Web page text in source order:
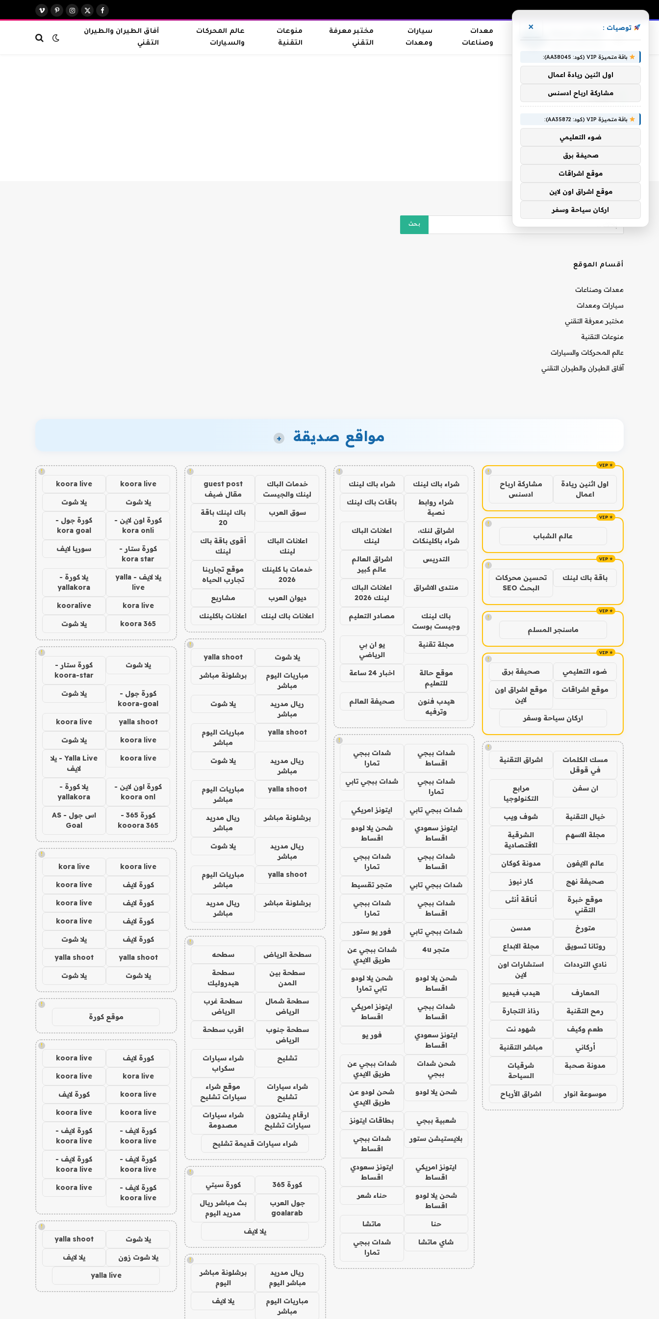
فيسبوك
X
الانستغرامبينتيريست
فيميو
معدات
وصناعات
سيارات
ومعدات
مختبر معرفة
التقني
منوعات
التقنية
عالم المحركات
والسيارات
آفاق الطيران والطيران
التقني
لمؤذن
أقسام الموقع
معدات وصناعات
سيارات ومعدات
مختبر معرفة التقني
منوعات التقنية
عالم المحركات والسيارات
آفاق الطيران والطيران التقني
مواقع صديقة +
!
اول اثنين ريادة
اعمال
مشاركة ارباح
ادسنس
!
عالم الشباب
!
باقة باك لينك
تحسين محركات
البحث SEO
!
ماسنجر المسلم
!
ضوء التعليمي صحيفة برق
موقع اشراقات
موقع اشراق اون
لاين
اركان سياحة وسفر
!
مسك الكلمات
في قوقل
اشراق التقنية
ان سفن
مرابع
التكنولوجيا
خيال التقنية شوف ويب
مجلة الاسهم
الشرقية
الاقتصادية
عالم الايفون مدونة كوكان
صحيفة نهج كار نيوز
موقع خبرة
التقني
أناقة أنثى
متورخ مدسن
روتانا تسويق مجلة الابداع
نادي الترددات
استشارات اون
لاين
المعارف هيدب فيديو
رمح التقنية رذاذ التجارة
طعم وكيف شهود نت
أركاني مباشر التقنية
مدونة صحبة
شرقيات
السياحة
موسوعة انوار اشراق الأرباح
!
شراء باك لينك شراء باك لينك
شراء روابط
نصية
باقات باك لينك
اشراق لنك،
شراء باكلينكات
اعلانات الباك
لينك
التدريس
اشراق العالم
عالم كبير
منتدى الاشراق
اعلانات الباك
لينك 2026
باك لينك
وجيست بوست
مصادر التعليم
مجلة تقنية
يو ان بي
الرياضي
موقع حالة
للتعليم
اخبار 24 ساعة
هيدب فنون
وترفيه
صحيفة العالم
!
شدات ببجي
اقساط
شدات ببجي
تمارا
شدات ببجي
تمارا
شدات ببجي تابي
شدات ببجي تابي ايتونز امريكي
ايتونز سعودي
اقساط
شحن يلا لودو
اقساط
شدات ببجي
اقساط
شدات ببجي
تمارا
شدات ببجي تابي متجر تقسيط
شدات ببجي
اقساط
شدات ببجي
تمارا
شدات ببجي تابي فور يو ستور
متجر 4u
شدات ببجي عن
طريق الايدي
شحن يلا لودو
اقساط
شحن يلا لودو
تابي تمارا
شدات ببجي
اقساط
ايتونز امريكي
اقساط
ايتونز سعودي
اقساط
فور يو
شحن شدات
ببجي
شدات ببجي عن
طريق الايدي
شحن يلا لودو
شحن لودو عن
طريق الايدي
شعبية ببجي بطاقات ايتونز
بلايستيشن ستور
شدات ببجي
اقساط
ايتونز امريكي
اقساط
ايتونز سعودي
اقساط
شحن يلا لودو
اقساط
حناء شعر
حنا ماتشا
شاي ماتشا
شدات ببجي
تمارا
!
خدمات الباك
لينك والجيست
guest post
مقال ضيف
سوق العرب
باك لينك باقة
20
اعلانات الباك
لينك
أقوى باقة باك
لينك
خدمات با كلينك
2026
موقع تجاربنا
تجارب الحياه
ديوان العرب مشاريع
اعلانات باك لينك اعلانات باكلينك
!
يلا شوت yalla shoot
مباريات اليوم
مباشر
برشلونة مباشر
ريال مدريد
مباشر
يلا شوت
yalla shoot
مباريات اليوم
مباشر
ريال مدريد
مباشر
يلا شوت
yalla shoot
مباريات اليوم
مباشر
برشلونة مباشر
ريال مدريد
مباشر
ريال مدريد
مباشر
يلا شوت
yalla shoot
مباريات اليوم
مباشر
برشلونة مباشر
ريال مدريد
مباشر
!
سطحة الرياض سطحه
سطحة بين
المدن
سطحة
هيدروليك
سطحة شمال
الرياض
سطحة غرب
الرياض
سطحة جنوب
الرياض
اقرب سطحة
تشليح
شراء سيارات
سكراب
شراء سيارات
تشليح
موقع شراء
سيارات تشليح
ارقام يشترون
سيارات تشليح
شراء سيارات
مصدومة
شراء سيارات قديمة تشليح
!
كورة 365 كورة سيتي
جول العرب
goalarab
بث مباشر ريال
مدريد اليوم
يلا لايف
!
ريال مدريد
مباشر اليوم
برشلونة مباشر
اليوم
مباريات اليوم
مباشر
يلا لايف
!
koora live
koora live
يلا شوت يلا شوت
كورة اون لاين -
kora onli
كورة جول -
kora goal
كورة ستار -
kora star
سوريا لايف
يلا لايف - yalla
live
يلا كورة -
yallakora
kora live
kooralive
koora 365 يلا شوت
!
يلا شوت
كورة ستار -
koora-star
كورة جول -
koora-goal
يلا شوت
yalla shoot
koora live
koora live يلا شوت
koora live
Yalla Live - يلا
لايف
كورة اون لاين -
koora onl
يلا كورة -
yallakora
كورة 365 -
kooora 365
اس جول - AS
Goal
!
koora live
kora live
كورة لايف koora live
كورة لايف koora live
كورة لايف koora live
كورة لايف يلا شوت
yalla shoot
yalla shoot
يلا شوت يلا شوت
!
موقع كورة
!
كورة لايف koora live
kora live
koora live
koora live كورة لايف
koora live
koora live
كورة لايف -
koora live
كورة لايف -
koora live
كورة لايف -
koora live
كورة لايف -
koora live
كورة لايف -
koora live
koora live
!
يلا شوت yalla shoot
يلا شوت زون يلا لايف
yalla live
توصيات : ×
باقة متميزة VIP (كود: AA38045):
اول اثنين ريادة اعمال
مشاركة ارباح ادسنس
باقة متميزة VIP (كود: AA35872):
ضوء التعليمي
صحيفة برق
موقع اشراقات
موقع اشراق اون لاين
اركان سياحة وسفر